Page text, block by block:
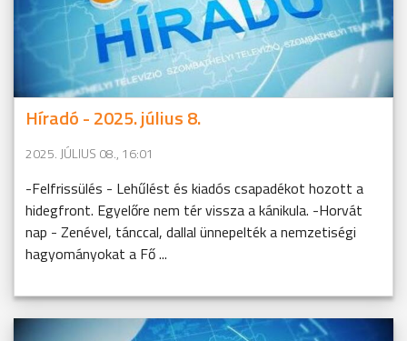
Híradó - 2025. július 8.
2025. JÚLIUS 08., 16:01
-Felfrissülés - Lehűlést és kiadós csapadékot hozott a
hidegfront. Egyelőre nem tér vissza a kánikula. -Horvát
nap - Zenével, tánccal, dallal ünnepelték a nemzetiségi
hagyományokat a Fő ...